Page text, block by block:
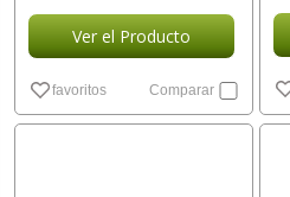
Ver el Producto
favoritos Comparar